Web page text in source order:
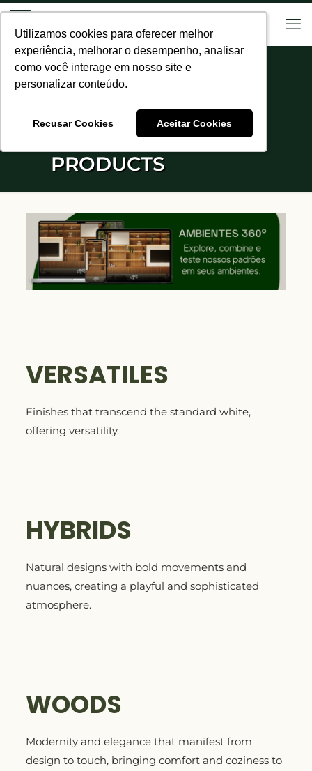
Utilizamos cookies para oferecer melhor
experiência, melhorar o desempenho, analisar
como você interage em nosso site e
personalizar conteúdo.
Recusar Cookies Aceitar Cookies
Utilizamos cookies para oferecer melhor
experiência, melhorar o desempenho, analisar
como você interage em nosso site e
personalizar conteúdo.
Recusar Cookies Aceitar Cookies
PRODUCTS
VERSATILES
Finishes that transcend the standard white,
offering versatility.
HYBRIDS
Natural designs with bold movements and
nuances, creating a playful and sophisticated
atmosphere.
WOODS
Modernity and elegance that manifest from
design to touch, bringing comfort and coziness to